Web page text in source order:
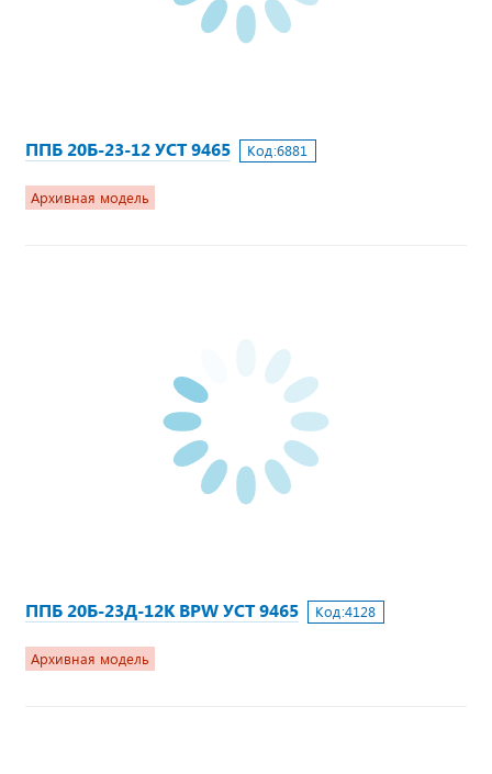
ППБ 20Б-23-12 УСТ 9465 Код:6881
Архивная модель
ППБ 20Б-23Д-12К BPW УСТ 9465 Код:4128
Архивная модель